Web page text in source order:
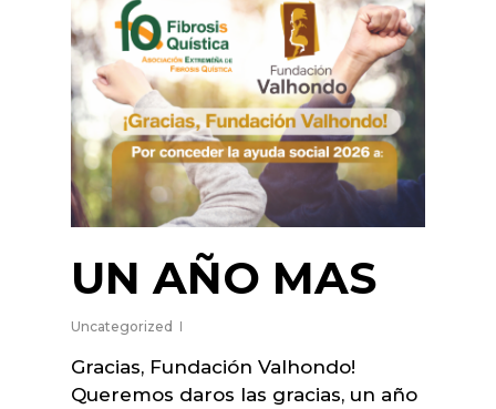
UN AÑO MAS
Uncategorized
Gracias, Fundación Valhondo!
Queremos daros las gracias, un año